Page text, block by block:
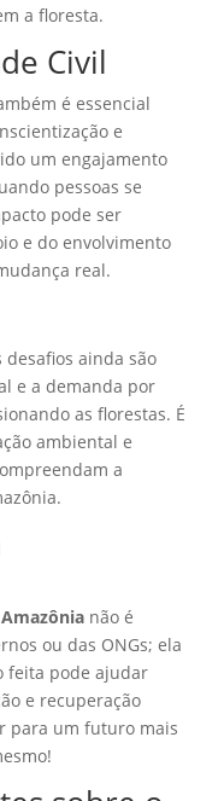
a floresta.
Civil
é essencial
e
um engajamento
pessoas se
pode ser
e do envolvimento
real.
desafios ainda são
e a demanda por
as florestas. É
ambiental e
a
não é
ou das ONGs; ela
feita pode ajudar
e recuperação
para um futuro mais